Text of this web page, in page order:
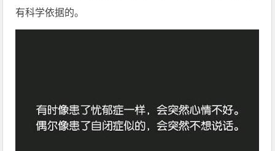
有科学依据的。